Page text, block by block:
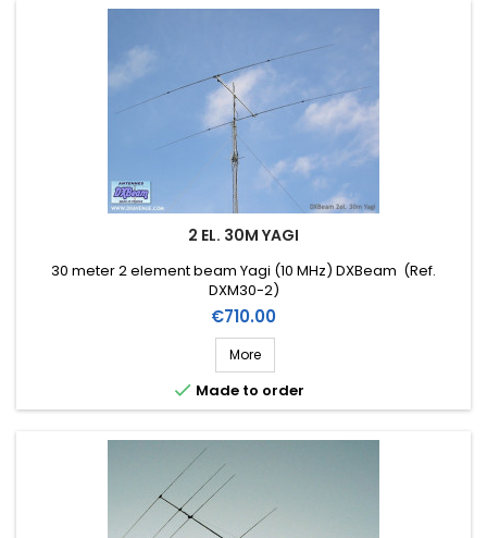
2 EL. 30M YAGI
30 meter 2 element beam Yagi (10 MHz) DXBeam (Ref.
DXM30-2)
Price
€710.00
More
 Made to order